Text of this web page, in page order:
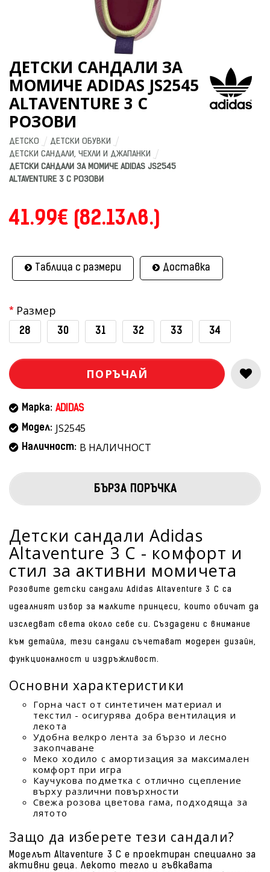
ДЕТСКИ САНДАЛИ ЗА
МОМИЧЕ ADIDAS JS2545
ALTAVENTURE 3 C
РОЗОВИ
ДЕТСКО
ДЕТСКИ ОБУВКИ
ДЕТСКИ САНДАЛИ, ЧЕХЛИ И ДЖАПАНКИ
ДЕТСКИ САНДАЛИ ЗА МОМИЧЕ ADIDAS JS2545
ALTAVENTURE 3 C РОЗОВИ
41.99€ (82.13лв.)
Таблица с размери Доставка
Размер
28 30 31 32 33 34
ПОРЪЧАЙ
Марка: ADIDAS
Модел: JS2545
Наличност: В НАЛИЧНОСТ
БЪРЗА ПОРЪЧКА
Детски сандали Adidas
Altaventure 3 C - комфорт и
стил за активни момичета
Розовите детски сандали Adidas Altaventure 3 C са
идеалният избор за малките принцеси, които обичат да
изследват света около себе си. Създадени с внимание
към детайла, тези сандали съчетават модерен дизайн,
функционалност и издръжливост.
Основни характеристики
Горна част от синтетичен материал и
текстил - осигурява добра вентилация и
лекота
Удобна велкро лента за бързо и лесно
закопчаване
Меко ходило с амортизация за максимален
комфорт при игра
Каучукова подметка с отлично сцепление
върху различни повърхности
Свежа розова цветова гама, подходяща за
лятото
Защо да изберете тези сандали?
Моделът Altaventure 3 C е проектиран специално за
активни деца. Лекото тегло и гъвкавата